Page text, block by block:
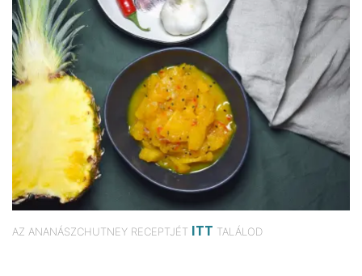
AZ ANANÁSZCHUTNEY RECEPTJÉT ITT TALÁLOD